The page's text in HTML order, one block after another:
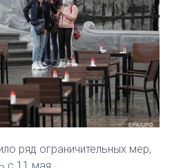
ряд ограничительных мер,